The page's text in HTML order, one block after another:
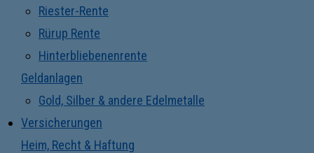
Riester-Rente
Rürup Rente
Hinterbliebenenrente
Geldanlagen
Gold, Silber & andere Edelmetalle
Versicherungen
Heim, Recht & Haftung